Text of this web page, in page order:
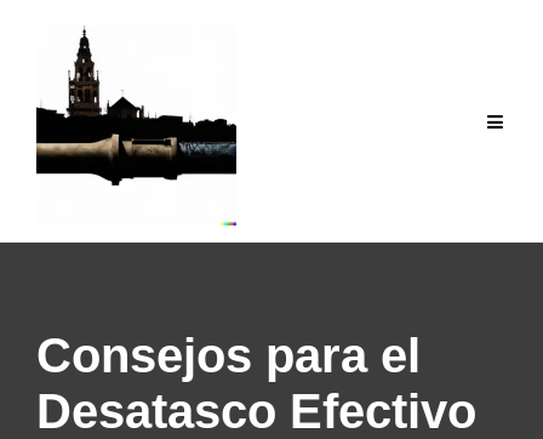
contenido
Consejos para el
Desatasco Efectivo